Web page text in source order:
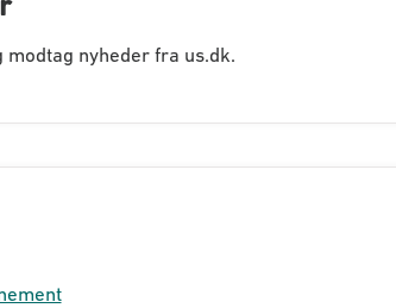
nyheder fra us.dk.